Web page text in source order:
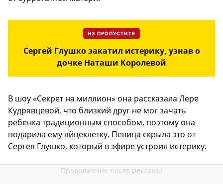
НЕ ПРОПУСТИТЕ
Сергей Глушко закатил истерику, узнав о
дочке Наташи Королевой
В шоу «Секрет на миллион» она рассказала Лере
Кудрявцевой, что близкий друг не мог зачать
ребенка традиционным способом, поэтому она
подарила ему яйцеклетку. Певица скрыла это от
Сергея Глушко, который в эфире устроил истерику.